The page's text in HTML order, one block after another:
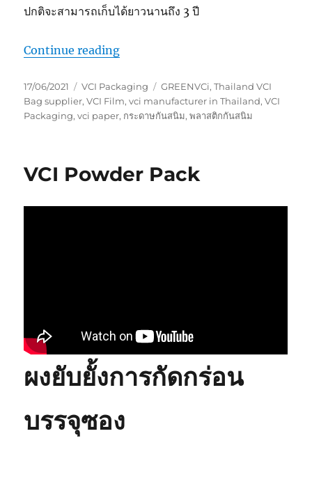
ปกติจะสามารถเก็บได้ยาวนานถึง 3 ปี
Continue reading“พลาสติกกันสนิม+กระดาษกันสนิม”
Posted
on
17/06/2021 Categories
VCI Packaging Tags
GREENVCi,Thailand VCI
Bag supplier,VCI Film,vci manufacturer in Thailand,VCI
Packaging,vci paper, กระดาษกันสนิม,พลาสติกกันสนิม
VCI Powder Pack
ผงยับยั้งการกัดกร่อน
บรรจุซอง